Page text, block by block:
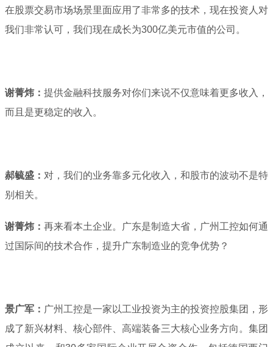
在股票交易市场场景里面应用了非常多的技术，现在投资人对
我们非常认可，我们现在成长为300亿美元市值的公司。
谢菁炜： 提供金融科技服务对你们来说不仅意味着更多收入，
而且是更稳定的收入。
郝毓盛： 对，我们的业务靠多元化收入，和股市的波动不是特
别相关。
谢菁炜： 再来看本土企业。广东是制造大省，广州工控如何通
过国际间的技术合作，提升广东制造业的竞争优势？
景广军： 广州工控是一家以工业投资为主的投资控股集团，形
成了新兴材料、核心部件、高端装备三大核心业务方向。集团